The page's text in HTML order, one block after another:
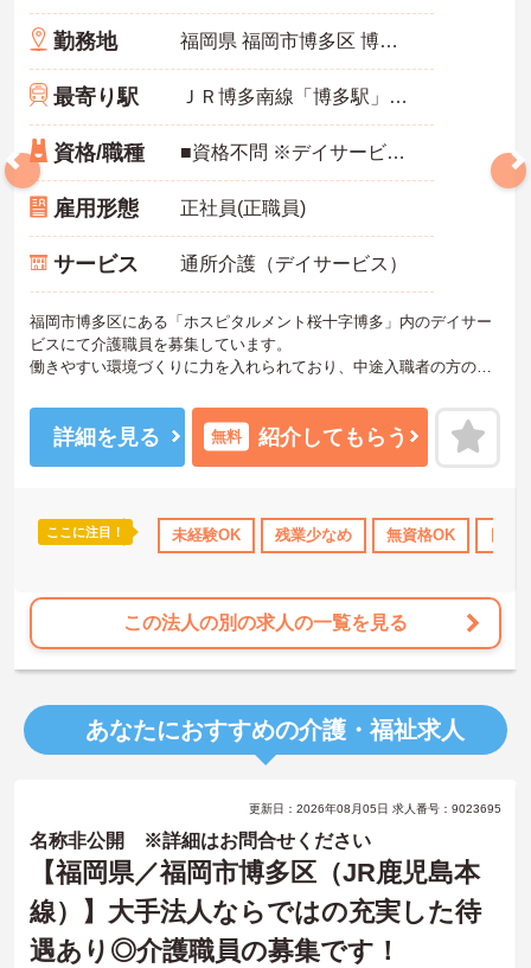
休日110日以上 資格取得サポート 研修制度あり 産休･育休･介
勤務地 福岡県 福岡市博多区 博多駅南3丁目12番26号
最寄り駅 ＪＲ博多南線「博多駅」徒歩16分
資格/職種 ■資格不問 ※デイサービス経験があれば尚可
雇用形態 正社員(正職員)
サービス 通所介護（デイサービス）
福岡市博多区にある「ホスピタルメント桜十字博多」内のデイサー
ビスにて介護職員を募集しています。
働きやすい環境づくりに力を入れられており、中途入職者の方のサ
では、京都・タイ・台湾・シンガポール）などを設けています。
ご興味ある方には、面接対策ポイントなど、詳細をお話しいたしま
すのでお気軽にご相談ください。
詳細を見る 無料 紹介してもらう
ここに注目！ 未経験OK 残業少なめ 無資格OK
この法人の別の求人の一覧を見る
あなたにおすすめの介護・福祉求人
更新日：2026年08月05日 求人番号：9023695
名称非公開 ※詳細はお問合せください
【福岡県／福岡市博多区（JR鹿児島本
線）】大手法人ならではの充実した待
遇あり◎介護職員の募集です！